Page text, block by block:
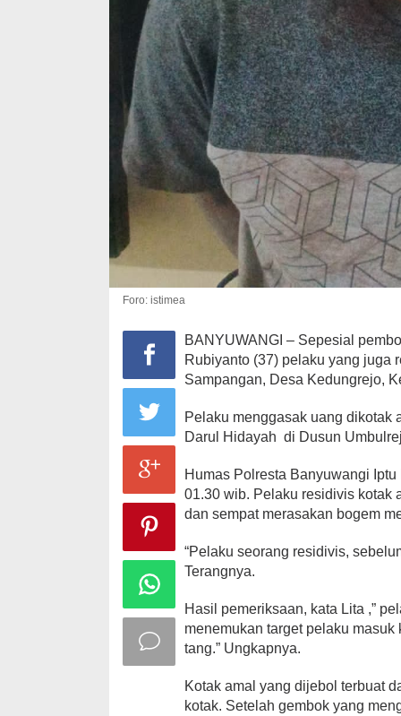
Foro: istimea
BANYUWANGI – Sepesial
Rubiyanto (37) pelaku yang juga
Sampangan, Desa Kedungrejo,
Pelaku menggasak uang dikotak
Darul Hidayah di Dusun
Humas Polresta Banyuwangi
01.30 wib. Pelaku residivis kotak
dan sempat merasakan bogem
“Pelaku seorang residivis,
Terangnya.
Hasil pemeriksaan, kata Lita ,”
menemukan target pelaku
tang.” Ungkapnya.
Kotak amal yang dijebol terbuat
kotak. Setelah gembok yang